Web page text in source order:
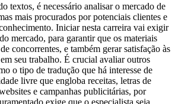
textos, é necessário analisar o mercado de
mais procurados por potenciais clientes e
Iniciar nesta carreira vai exigir
mercado, para garantir que os materiais
concorrentes, e também gerar satisfação às
seu trabalho. É crucial avaliar outros
o tipo de tradução que há interesse de
livre que engloba receitas, letras de
e campanhas publicitárias, por
exige que o especialista seja